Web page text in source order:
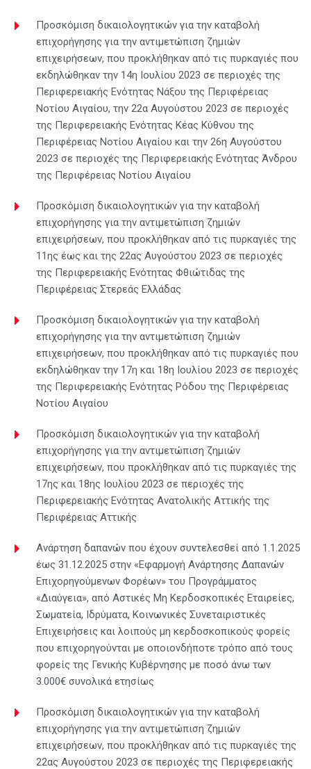
Προσκόμιση δικαιολογητικών για την καταβολή
επιχορήγησης για την αντιμετώπιση ζημιών
επιχειρήσεων, που προκλήθηκαν από τις πυρκαγιές που
εκδηλώθηκαν την 14η Ιουλίου 2023 σε περιοχές της
Περιφερειακής Ενότητας Νάξου της Περιφέρειας
Νοτίου Αιγαίου, την 22α Αυγούστου 2023 σε περιοχές
της Περιφερειακής Ενότητας Κέας Κύθνου της
Περιφέρειας Νοτίου Αιγαίου και την 26η Αυγούστου
2023 σε περιοχές της Περιφερειακής Ενότητας Άνδρου
της Περιφέρειας Νοτίου Αιγαίου
Προσκόμιση δικαιολογητικών για την καταβολή
επιχορήγησης για την αντιμετώπιση ζημιών
επιχειρήσεων, που προκλήθηκαν από τις πυρκαγιές της
11ης έως και της 22ας Αυγούστου 2023 σε περιοχές
της Περιφερειακής Ενότητας Φθιώτιδας της
Περιφέρειας Στερεάς Ελλάδας
Προσκόμιση δικαιολογητικών για την καταβολή
επιχορήγησης για την αντιμετώπιση ζημιών
επιχειρήσεων, που προκλήθηκαν από τις πυρκαγιές που
εκδηλώθηκαν την 17η και 18η Ιουλίου 2023 σε περιοχές
της Περιφερειακής Ενότητας Ρόδου της Περιφέρειας
Νοτίου Αιγαίου
Προσκόμιση δικαιολογητικών για την καταβολή
επιχορήγησης για την αντιμετώπιση ζημιών
επιχειρήσεων, που προκλήθηκαν από τις πυρκαγιές της
17ης και 18ης Ιουλίου 2023 σε περιοχές της
Περιφερειακής Ενότητας Ανατολικής Αττικής της
Περιφέρειας Αττικής
Ανάρτηση δαπανών που έχουν συντελεσθεί από 1.1.2025
έως 31.12.2025 στην «Εφαρμογή Ανάρτησης Δαπανών
Επιχορηγούμενων Φορέων» του Προγράμματος
«Διαύγεια», από Αστικές Μη Κερδοσκοπικές Εταιρείες,
Σωματεία, Ιδρύματα, Κοινωνικές Συνεταιριστικές
Επιχειρήσεις και λοιπούς μη κερδοσκοπικούς φορείς
που επιχορηγούνται με οποιονδήποτε τρόπο από τους
φορείς της Γενικής Κυβέρνησης με ποσό άνω των
3.000€ συνολικά ετησίως
Προσκόμιση δικαιολογητικών για την καταβολή
επιχορήγησης για την αντιμετώπιση ζημιών
επιχειρήσεων, που προκλήθηκαν από τις πυρκαγιές της
22ας Αυγούστου 2023 σε περιοχές της Περιφερειακής